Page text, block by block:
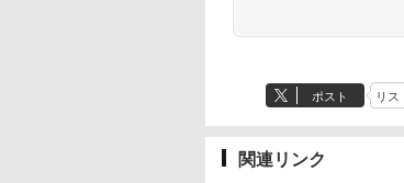
ポスト リス
関連リンク